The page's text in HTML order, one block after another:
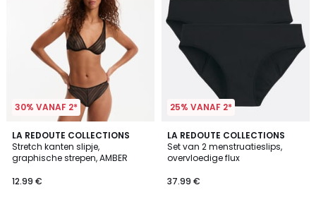
30% VANAF 2*
LA REDOUTE COLLECTIONS
Stretch kanten slipje,
graphische strepen, AMBER
12.99 €
2
Kleuren
25% VANAF 2*
LA REDOUTE COLLECTIONS
Set van 2 menstruatieslips,
overvloedige flux
37.99 €
5
/
5